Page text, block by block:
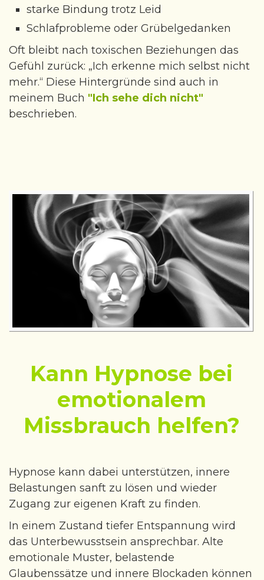
starke Bindung trotz Leid
Schlafprobleme oder Grübelgedanken
Oft bleibt nach toxischen Beziehungen das
Gefühl zurück: „Ich erkenne mich selbst nicht
mehr.“ Diese Hintergründe sind auch in
meinem Buch "Ich sehe dich nicht"
beschrieben.
Kann Hypnose bei
emotionalem
Missbrauch helfen?
Hypnose kann dabei unterstützen, innere
Belastungen sanft zu lösen und wieder
Zugang zur eigenen Kraft zu finden.
In einem Zustand tiefer Entspannung wird
das Unterbewusstsein ansprechbar. Alte
emotionale Muster, belastende
Glaubenssätze und innere Blockaden können